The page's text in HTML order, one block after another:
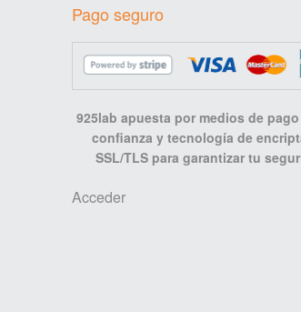
Pago seguro
925lab apuesta por medios de
confianza y tecnología de
SSL/TLS para garantizar tu
Acceder